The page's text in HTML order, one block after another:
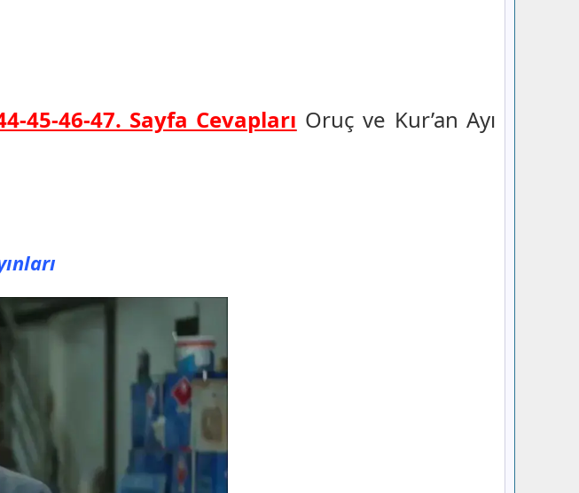
45-46-47. Sayfa Cevapları Oruç ve Kur’an Ayı